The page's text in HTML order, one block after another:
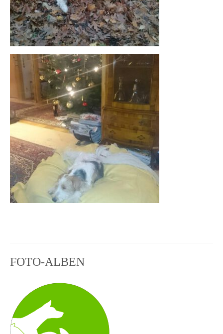
FOTO-ALBEN